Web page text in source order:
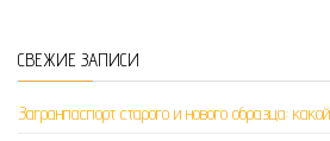
СВЕЖИЕ ЗАПИСИ
Загранпаспорт старого и нового образца: